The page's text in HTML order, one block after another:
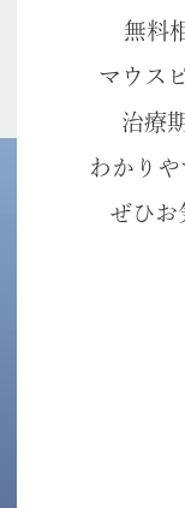
無料
マウス
治療
わかりや
ぜひお